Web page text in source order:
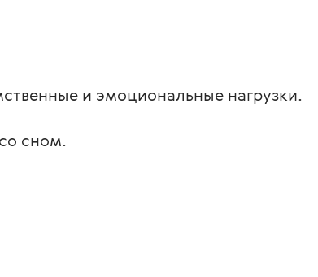
и эмоциональные нагрузки.
сном.